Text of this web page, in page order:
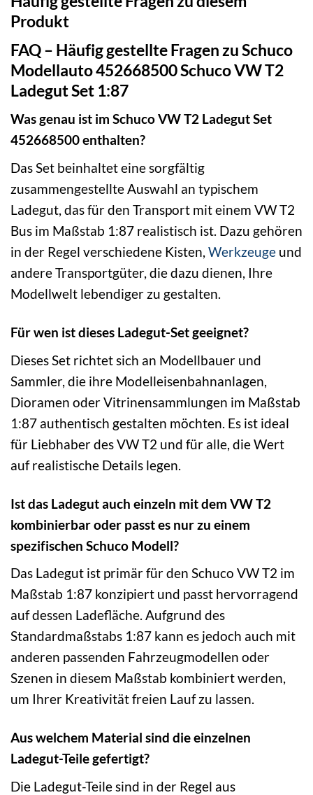
Produkt
FAQ – Häufig gestellte Fragen zu Schuco
Modellauto 452668500 Schuco VW T2
Ladegut Set 1:87
Was genau ist im Schuco VW T2 Ladegut Set
452668500 enthalten?
Das Set beinhaltet eine sorgfältig
zusammengestellte Auswahl an typischem
Ladegut, das für den Transport mit einem VW T2
Bus im Maßstab 1:87 realistisch ist. Dazu gehören
in der Regel verschiedene Kisten, Werkzeuge und
andere Transportgüter, die dazu dienen, Ihre
Modellwelt lebendiger zu gestalten.
Für wen ist dieses Ladegut-Set geeignet?
Dieses Set richtet sich an Modellbauer und
Sammler, die ihre Modelleisenbahnanlagen,
Dioramen oder Vitrinensammlungen im Maßstab
1:87 authentisch gestalten möchten. Es ist ideal
für Liebhaber des VW T2 und für alle, die Wert
auf realistische Details legen.
Ist das Ladegut auch einzeln mit dem VW T2
kombinierbar oder passt es nur zu einem
spezifischen Schuco Modell?
Das Ladegut ist primär für den Schuco VW T2 im
Maßstab 1:87 konzipiert und passt hervorragend
auf dessen Ladefläche. Aufgrund des
Standardmaßstabs 1:87 kann es jedoch auch mit
anderen passenden Fahrzeugmodellen oder
Szenen in diesem Maßstab kombiniert werden,
um Ihrer Kreativität freien Lauf zu lassen.
Aus welchem Material sind die einzelnen
Ladegut-Teile gefertigt?
Die Ladegut-Teile sind in der Regel aus